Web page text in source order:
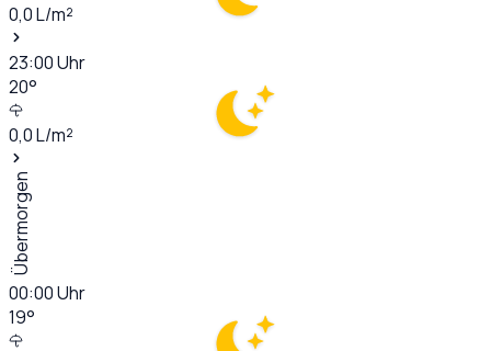
0,0L/m²
23:00Uhr
20°
0,0L/m²
Übermorgen
00:00Uhr
19°